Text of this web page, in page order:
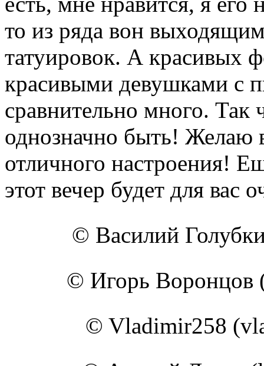
то из ряда вон
татуировок. А красивых
красивыми девушками с
сравнительно много.
однозначно быть! Желаю
отличного настроения!
этот вечер будет для вас
© Василий
© Игорь Воронцов
© Vladimir258